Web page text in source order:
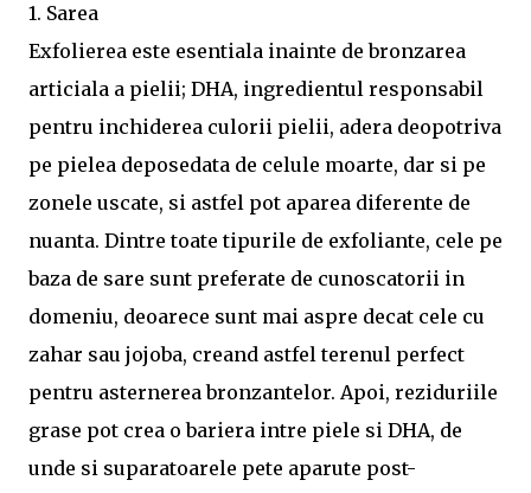
1. Sarea
Exfolierea este esentiala inainte de bronzarea
articiala a pielii; DHA, ingredientul responsabil
pentru inchiderea culorii pielii, adera deopotriva
pe pielea deposedata de celule moarte, dar si pe
zonele uscate, si astfel pot aparea diferente de
nuanta. Dintre toate tipurile de exfoliante, cele pe
baza de sare sunt preferate de cunoscatorii in
domeniu, deoarece sunt mai aspre decat cele cu
zahar sau jojoba, creand astfel terenul perfect
pentru asternerea bronzantelor. Apoi, reziduriile
grase pot crea o bariera intre piele si DHA, de
unde si suparatoarele pete aparute post-